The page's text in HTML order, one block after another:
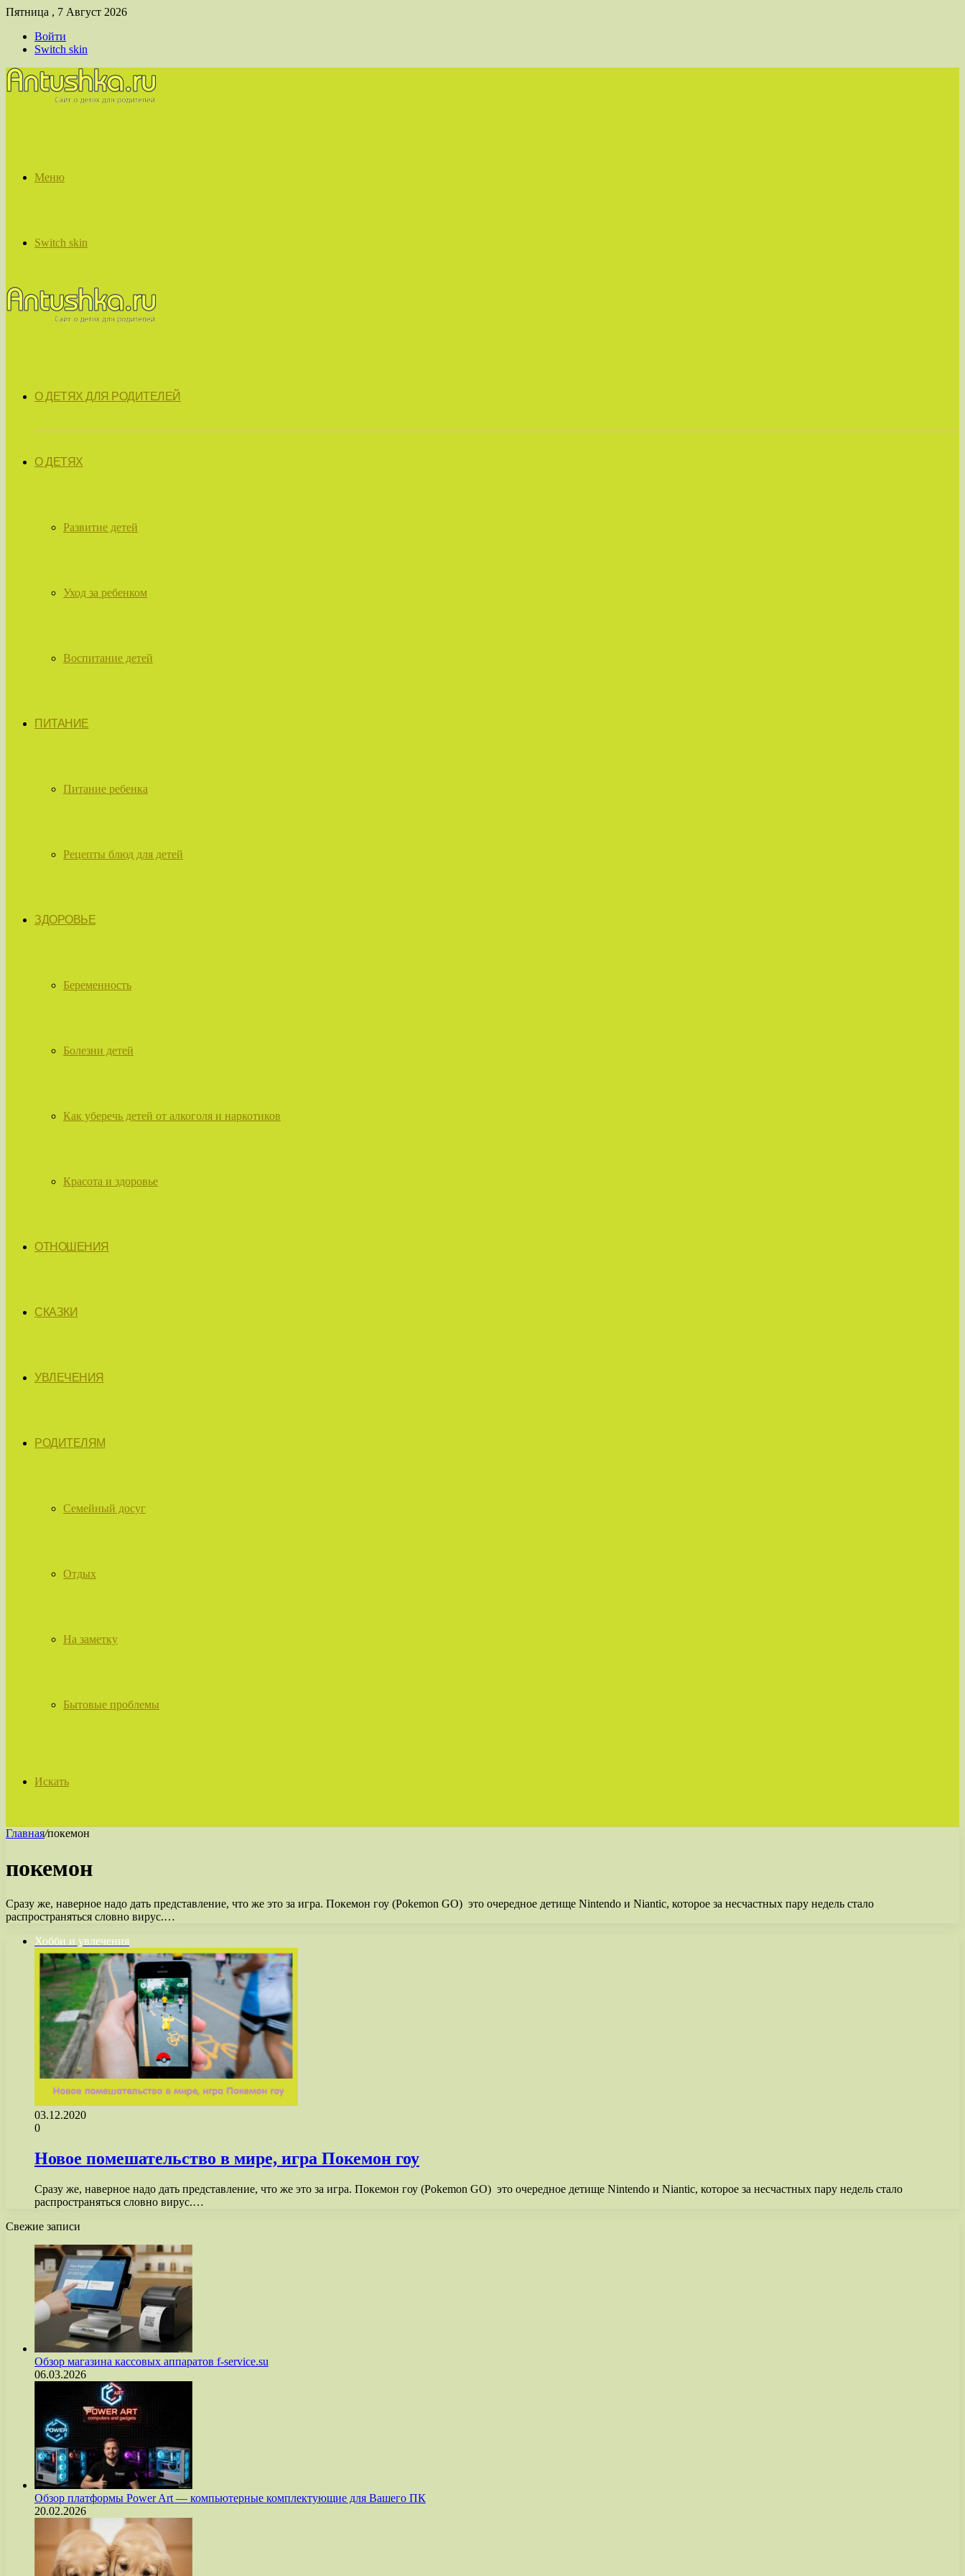
Пятница , 7 Август 2026
Войти
Switch skin
Меню
Switch skin
О ДЕТЯХ ДЛЯ РОДИТЕЛЕЙ
О ДЕТЯХ
Развитие детей
Уход за ребенком
Воспитание детей
ПИТАНИЕ
Питание ребенка
Рецепты блюд для детей
ЗДОРОВЬЕ
Беременность
Болезни детей
Как уберечь детей от алкоголя и наркотиков
Красота и здоровье
ОТНОШЕНИЯ
СКАЗКИ
УВЛЕЧЕНИЯ
РОДИТЕЛЯМ
Семейный досуг
Отдых
На заметку
Бытовые проблемы
Искать
Главная/покемон
покемон
Сразу же, наверное надо дать представление, что же это за игра. Покемон гоу (Pokemon GO) это очередное детище Nintendo и Niantic, которое за несчастных пару недель стало
распространяться словно вирус.…
Хобби и увлечения
03.12.2020
0
Новое помешательство в мире, игра Покемон гоу
Сразу же, наверное надо дать представление, что же это за игра. Покемон гоу (Pokemon GO) это очередное детище Nintendo и Niantic, которое за несчастных пару недель стало
распространяться словно вирус.…
Свежие записи
Обзор магазина кассовых аппаратов f-service.su
06.03.2026
Обзор платформы Power Art — компьютерные комплектующие для Вашего ПК
20.02.2026